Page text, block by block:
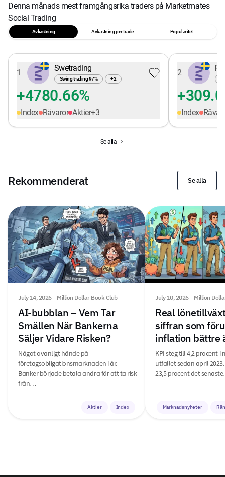
Denna månads mest framgångsrika traders på Marketmates
Social Trading
Avkastning Avkastning per trade Popularitet
1 Swetrading
Swing trading97% +2
+4780.66%
Index Råvaror Aktier+3
2
Index
Se alla
Rekommenderat Se alla
July 14, 2026 Million Dollar Book Club
AI-bubblan – Vem Tar
Smällen När Bankerna
Säljer Vidare Risken?
Något ovanligt hände på
företagsobligationsmarknaden i år.
Banker började betala andra för att ta risk
från…
Aktier Index
July 10, 2026 Million
Real
siffran som
inflation bättre
KPI steg till 4,2 procent i
utfallet sedan april
23,5 procent det
Marknadsnyheter